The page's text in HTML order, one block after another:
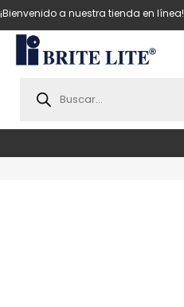
¡Bienvenido a nuestra tienda en línea!
search